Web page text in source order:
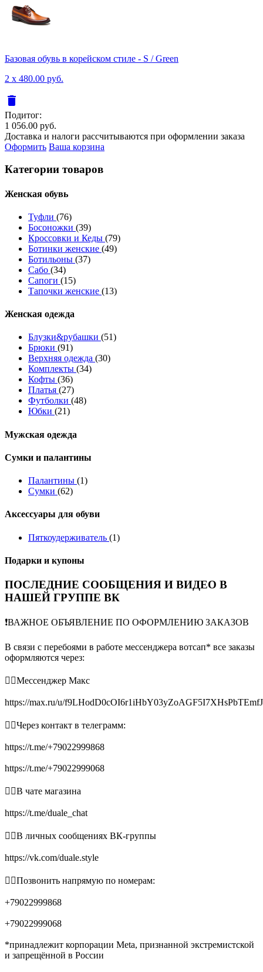
Базовая обувь в корейском стиле - S / Green
2 x 480.00 руб.
delete
Подитог:
1 056.00 руб.
Доставка и налоги рассчитываются при оформлении заказа
Оформить Ваша корзина
Категории товаров
Женcкая обувь
Туфли (76)
Босоножки (39)
Кроссовки и Кеды (79)
Ботинки женские (49)
Ботильоны (37)
Сабо (34)
Сапоги (15)
Тапочки женские (13)
Женская одежда
Блузки&рубашки (51)
Брюки (91)
Верхняя одежда (30)
Комплекты (34)
Кофты (36)
Платья (27)
Футболки (48)
Юбки (21)
Мужская одежда
Сумки и палантины
Палантины (1)
Сумки (62)
Аксессуары для обуви
Пяткоудерживатель (1)
Подарки и купоны
ПОСЛЕДНИЕ СООБЩЕНИЯ И ВИДЕО В
НАШЕЙ ГРУППЕ ВК
❗️ВАЖНОЕ ОБЪЯВЛЕНИЕ ПО ОФОРМЛЕНИЮ ЗАКАЗОВ
В связи с перебоями в работе мессенджера вотсап* все заказы
оформляются через:
👉🏻Мессенджер Макс
https://max.ru/u/
👉🏻Через контакт в телеграмм:
https://t.me/+79022999868
https://t.me/+79022999068
👉🏻В чате магазина
https://t.me/duale_chat
👉🏻В личных сообщениях ВК-группы
https://vk.com/duale.style
👉🏻Позвонить напрямую по номерам:
+79022999868
+79022999068
*принадлежит корпорации Meta, признанной экстремистской
и запрещённой в России